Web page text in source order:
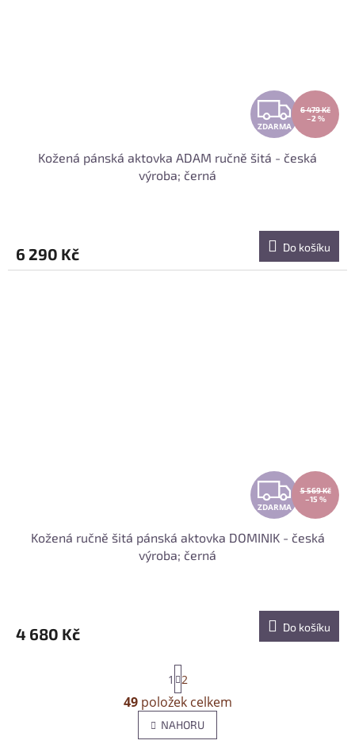
Z
D
M
A
ZDARMA
6 479 Kč
–2 %
Kožená pánská aktovka ADAM ručně šitá - česká
výroba; černá
6 290 Kč Do košíku
Z
D
M
ZDARMA
5 569 Kč
–15 %
Kožená ručně šitá pánská aktovka DOMINIK - česká
výroba; černá
4 680 Kč Do košíku
O
v
l
t
r
á
n
k
1 2
49položek celkem
NAHORU